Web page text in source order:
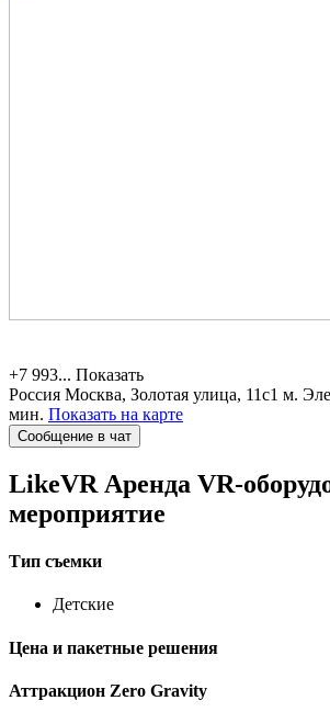
+7 993... Показать
Россия Москва, Золотая улица, 11с1 м.
мин. Показать на карте
Сообщение в чат
LikeVR Аренда VR-
мероприятие
Тип съемки
Детские
Цена и пакетные решения
Аттракцион Zero Gravity